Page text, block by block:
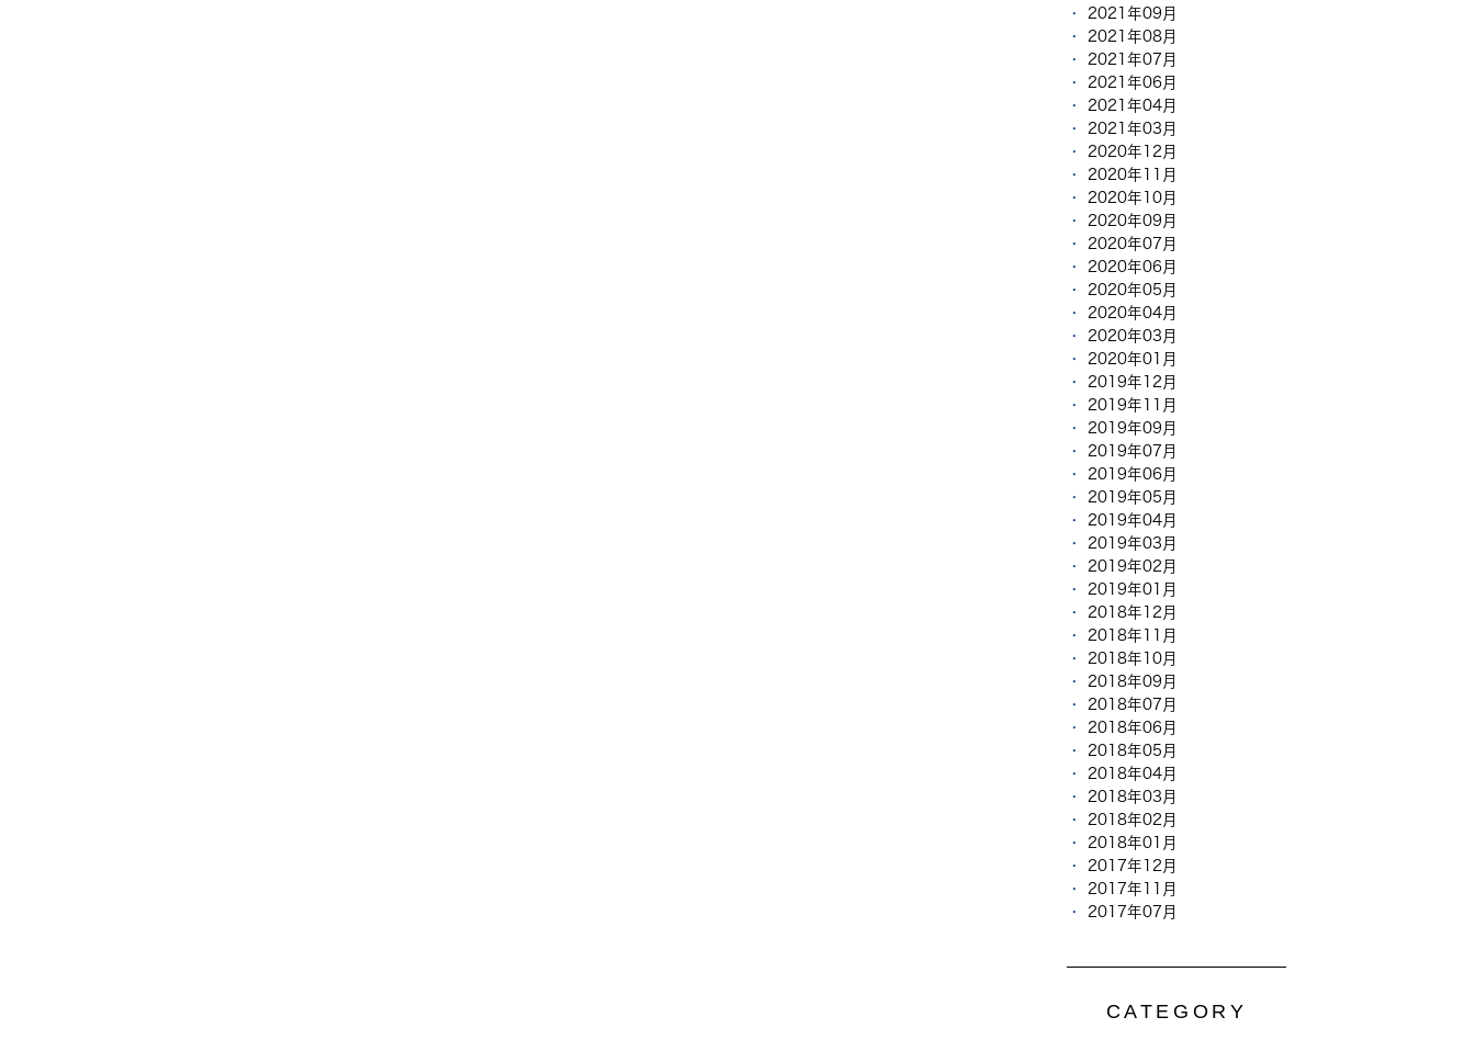
2021年09月
2021年08月
2021年07月
2021年06月
2021年04月
2021年03月
2020年12月
2020年11月
2020年10月
2020年09月
2020年07月
2020年06月
2020年05月
2020年04月
2020年03月
2020年01月
2019年12月
2019年11月
2019年09月
2019年07月
2019年06月
2019年05月
2019年04月
2019年03月
2019年02月
2019年01月
2018年12月
2018年11月
2018年10月
2018年09月
2018年07月
2018年06月
2018年05月
2018年04月
2018年03月
2018年02月
2018年01月
2017年12月
2017年11月
2017年07月
CATEGORY